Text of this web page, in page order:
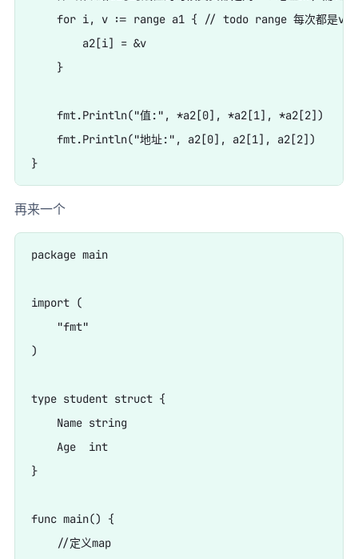
for i, v := range a1 { // todo range 每次都是v
        a2[i] = &v
    }
    fmt.Println("值:", *a2[0], *a2[1], *a2[2])
    fmt.Println("地址:", a2[0], a2[1], a2[2])
再来一个
package main
import (
    "fmt"
)
type student struct {
    Name string
    Age  int
}
func main() {
    //定义map